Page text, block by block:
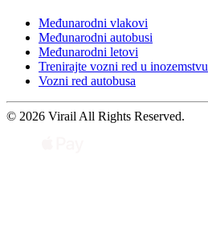
Međunarodni vlakovi
Međunarodni autobusi
Međunarodni letovi
Trenirajte vozni red u inozemstvu
Vozni red autobusa
© 2026 Virail All Rights Reserved.